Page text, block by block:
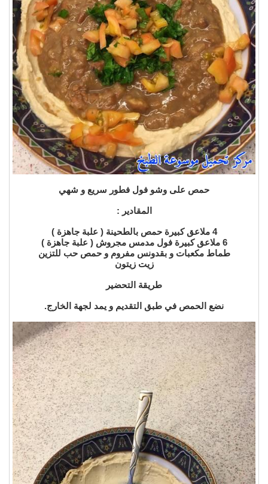
حمص على وشو فول فطور سريع و شهي
المقادير :
4 ملاعق كبيرة حمص بالطحينة ( علبة جاهزة )
6 ملاعق كبيرة فول مدمس مجروش ( علبة جاهزة )
طماط مكعبات و بقدونس مفروم و حمص حب للتزين
زيت زيتون
طريقة التحضير
نضع الحمص في طبق التقديم و يمد لجهة الخارج.